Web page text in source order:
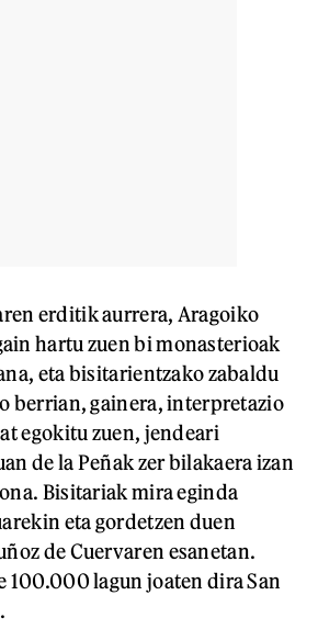
erditik aurrera, Aragoiko
hartu zuen bi monasterioak
eta bisitarientzako zabaldu
berrian, gainera, interpretazio
egokitu zuen, jendeari
de la Peñak zer bilakaera izan
Bisitariak mira eginda
eta gordetzen duen
de Cuervaren esanetan.
100.000 lagun joaten dira San